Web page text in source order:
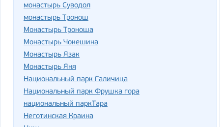
монастырь Суводол
монастырь Тронош
Монастырь Троноша
Монастырь Чокешина
Монастырь Язак
Монастырь Яня
Национальный парк Галичица
Национальный парк Фрушка гора
национальный паркТара
Неготинская Краина